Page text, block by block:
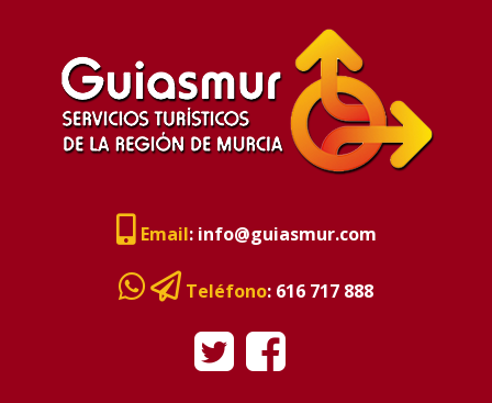
Email: info@guiasmur.com
Teléfono: 616 717 888